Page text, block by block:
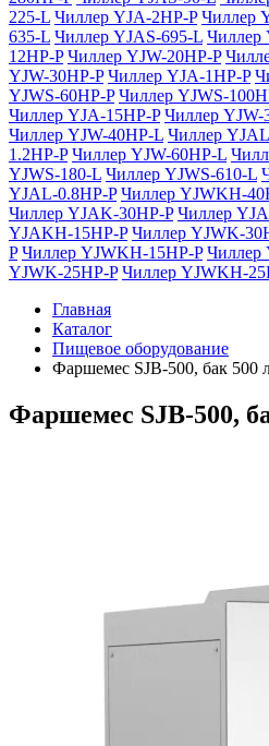
225-L Чиллер YJA-2HP-P Чиллер
635-L Чиллер YJAS-695-L Чиллер
12HP-P Чиллер YJW-20HP-P
YJW-30HP-P Чиллер YJA-1HP-P
YJWS-60HP-P Чиллер YJWS-
Чиллер YJA-15HP-P Чиллер YJW-
Чиллер YJW-40HP-L Чиллер
1.2HP-P Чиллер YJW-60HP-L
YJWS-180-L Чиллер YJWS-610-L
YJAL-0.8HP-P Чиллер YJWKH-
Чиллер YJAK-30HP-P Чиллер
YJAKH-15HP-P Чиллер YJWK-
P Чиллер YJWKH-15HP-P Чиллер
YJWK-25HP-P Чиллер YJWKH-
Главная
Каталог
Пищевое оборудование
Фаршемес SJB-500, бак 500
Фаршемес SJB-500,